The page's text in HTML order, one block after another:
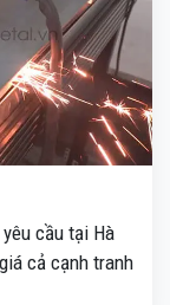
cầu tại Hà
cả cạnh tranh